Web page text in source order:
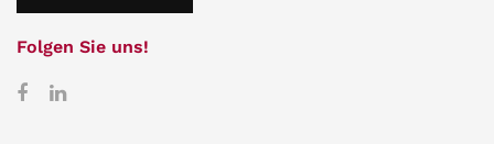
Folgen Sie uns!